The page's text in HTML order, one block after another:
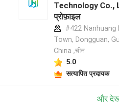
Technology Co.,
प्रोफ़ाइल
#422 Nanhuang
Town, Dongguan,
China ,चीन
5.0
सत्यापित प्रदायक
और